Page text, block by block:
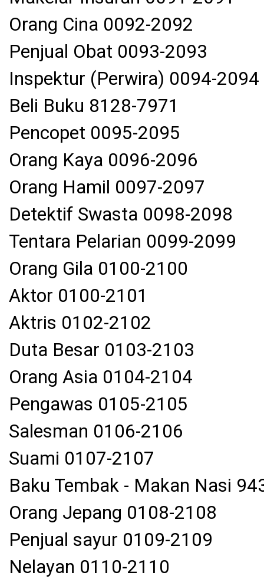
Orang Cina 0092-2092
Penjual Obat 0093-2093
Inspektur (Perwira) 0094-2094
Beli Buku 8128-7971
Pencopet 0095-2095
Orang Kaya 0096-2096
Orang Hamil 0097-2097
Detektif Swasta 0098-2098
Tentara Pelarian 0099-2099
Orang Gila 0100-2100
Aktor 0100-2101
Aktris 0102-2102
Duta Besar 0103-2103
Orang Asia 0104-2104
Pengawas 0105-2105
Salesman 0106-2106
Suami 0107-2107
Baku Tembak - Makan Nasi
Orang Jepang 0108-2108
Penjual sayur 0109-2109
Nelayan 0110-2110